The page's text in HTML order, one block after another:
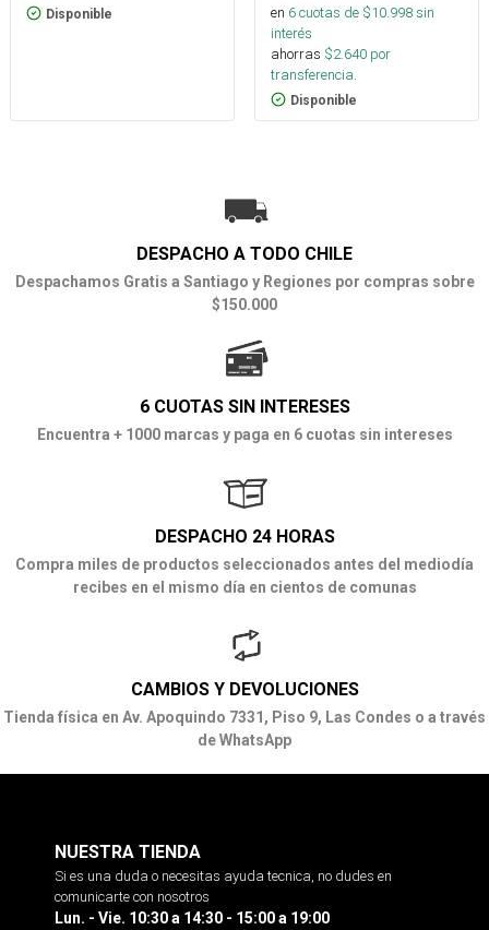
Disponible en 6cuotas de $10.998sin
interés
ahorras $2.640 por
transferencia.
Disponible
DESPACHO A TODO CHILE
Despachamos Gratis a Santiago y Regiones por compras sobre
$150.000
6 CUOTAS SIN INTERESES
Encuentra + 1000 marcas y paga en 6 cuotas sin intereses
DESPACHO 24 HORAS
Compra miles de productos seleccionados antes del mediodía
recibes en el mismo día en cientos de comunas
CAMBIOS Y DEVOLUCIONES
Tienda física en Av. Apoquindo 7331, Piso 9, Las Condes o a través
de WhatsApp
NUESTRA TIENDA
Si es una duda o necesitas ayuda tecnica, no dudes en
comunicarte con nosotros
Lun. - Vie. 10:30 a 14:30 - 15:00 a 19:00